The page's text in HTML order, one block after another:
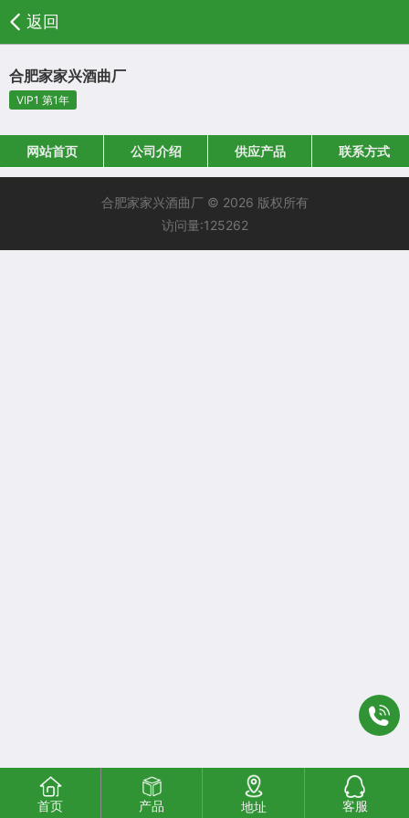
返回
合肥家家兴酒曲厂
VIP1 第1年
网站首页 公司介绍 供应产品 联系方式
合肥家家兴酒曲厂 © 2026 版权所有
访问量:125262
首页 产品 地址 客服